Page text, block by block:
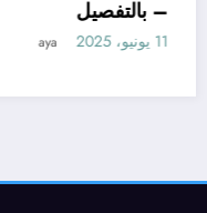
ابن سيرين لتفسير حلم